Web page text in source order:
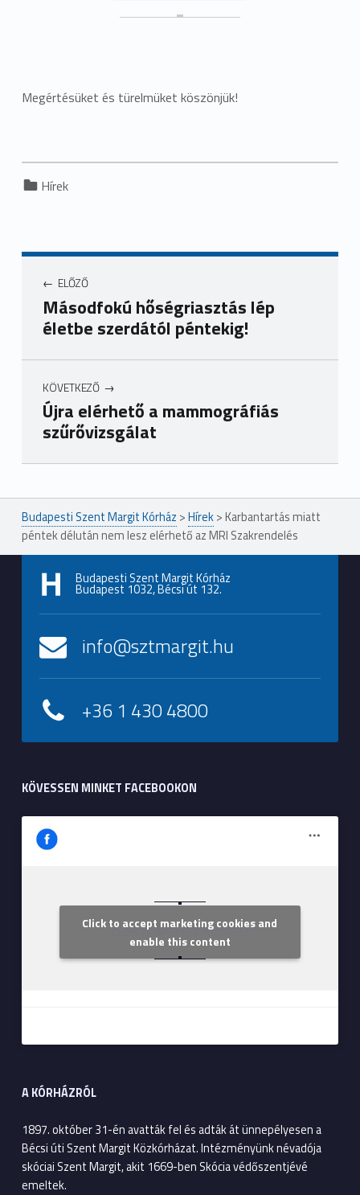
Megértésüket és türelmüket köszönjük!
Categorized in:
Hírek
ELŐZŐ
Másodfokú hőségriasztás lép
életbe szerdától péntekig!
KÖVETKEZŐ
Újra elérhető a mammográfiás
szűrővizsgálat
Ugrás a főmenühöz
Budapesti Szent Margit Kórház >Hírek> Karbantartás miatt
péntek délután nem lesz elérhető az MRI Szakrendelés
Budapesti Szent Margit Kórház
Budapest 1032, Bécsi út 132.
info@sztmargit.hu
+36 1 430 4800
KÖVESSEN MINKET FACEBOOKON
Szent Margit Kórház
Click to accept marketing cookies and
enable this content
A KÓRHÁZRÓL
1897. október 31-én avatták fel és adták át ünnepélyesen a
Bécsi úti Szent Margit Közkórházat. Intézményünk névadója
skóciai Szent Margit, akit 1669-ben Skócia védőszentjévé
emeltek.